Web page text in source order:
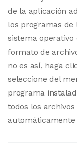
de la aplicación
los programas de
sistema
formato de
no es así, haga
seleccione del
programa
todos los
automáticamente